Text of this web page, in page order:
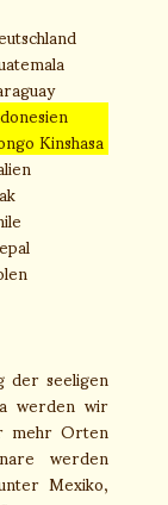
Kinshasa
der seeligen
werden wir
mehr Orten
werden
Mexiko,